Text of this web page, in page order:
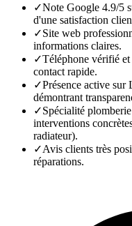
✓Note Google 4.9/5
d'une satisfaction
✓Site web
informations claires.
✓Téléphone vérifié
contact rapide.
✓Présence active sur
démontrant
✓Spécialité
interventions
radiateur).
✓Avis clients très
réparations.